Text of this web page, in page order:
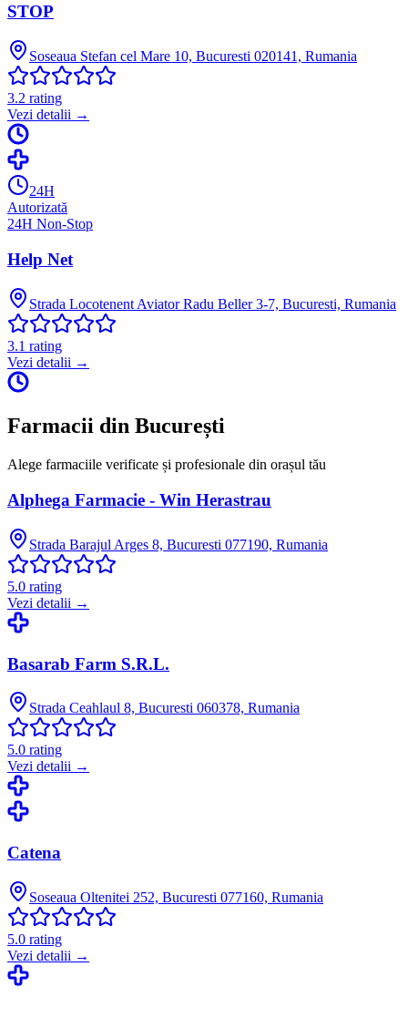
STOP
Soseaua Stefan cel Mare 10, Bucuresti 020141, Rumania
3.2 rating
Vezi detalii →
24H
Autorizată
24H Non-Stop
Help Net
Strada Locotenent Aviator Radu Beller 3-7, Bucuresti, Rumania
3.1 rating
Vezi detalii →
Farmacii din București
Alege farmaciile verificate și profesionale din orașul tău
Alphega Farmacie - Win Herastrau
Strada Barajul Arges 8, Bucuresti 077190, Rumania
5.0 rating
Vezi detalii →
Basarab Farm S.R.L.
Strada Ceahlaul 8, Bucuresti 060378, Rumania
5.0 rating
Vezi detalii →
Catena
Soseaua Oltenitei 252, Bucuresti 077160, Rumania
5.0 rating
Vezi detalii →